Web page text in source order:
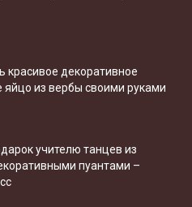
красивое декоративное
яйцо из вербы своими руками
учителю танцев из
пуантами –